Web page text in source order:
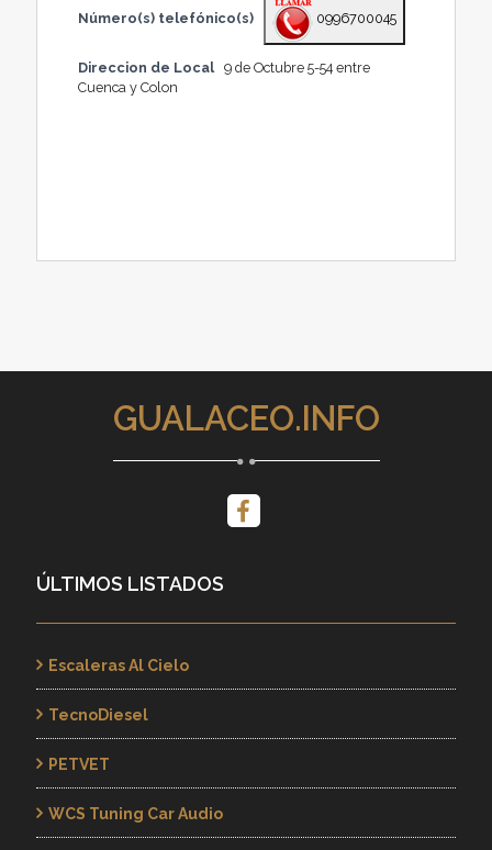
Número(s) telefónico(s) 0996700045
Direccion de Local
9 de Octubre 5-54 entre
Cuenca y Colon
GUALACEO.INFO
ÚLTIMOS LISTADOS
Escaleras Al Cielo
TecnoDiesel
PETVET
WCS Tuning Car Audio